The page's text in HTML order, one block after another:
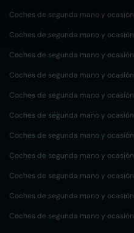
Coches de segunda mano y ocasión
Coches de segunda mano y ocasión
Coches de segunda mano y ocasión
Coches de segunda mano y ocasión
Coches de segunda mano y ocasión
Coches de segunda mano y ocasión
Coches de segunda mano y ocasión
Coches de segunda mano y ocasión
Coches de segunda mano y ocasión
Coches de segunda mano y ocasión
Coches de segunda mano y ocasión